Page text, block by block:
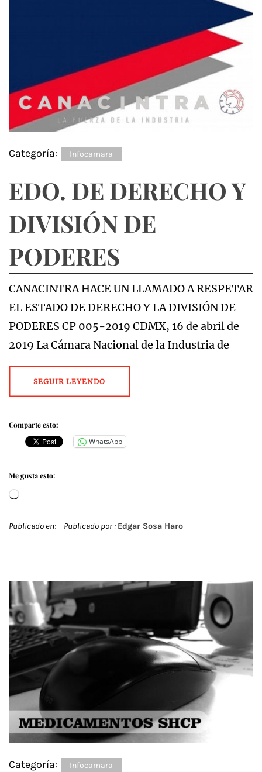
Categoría: Infocamara
EDO. DE DERECHO Y
DIVISIÓN DE
PODERES
CANACINTRA HACE UN LLAMADO A RESPETAR
EL ESTADO DE DERECHO Y LA DIVISIÓN DE
PODERES CP 005-2019 CDMX, 16 de abril de
2019 La Cámara Nacional de la Industria de
SEGUIR LEYENDO
Comparte esto:
WhatsApp
Me gusta esto:
Cargando...
Publicado en: Publicado por : Edgar Sosa Haro
Categoría: Infocamara